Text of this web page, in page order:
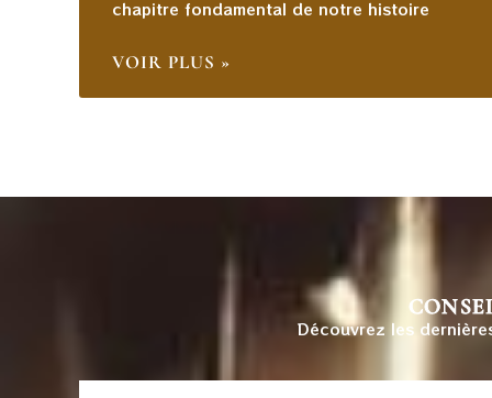
chapitre fondamental de notre histoire
VOIR PLUS »
Découvrez les